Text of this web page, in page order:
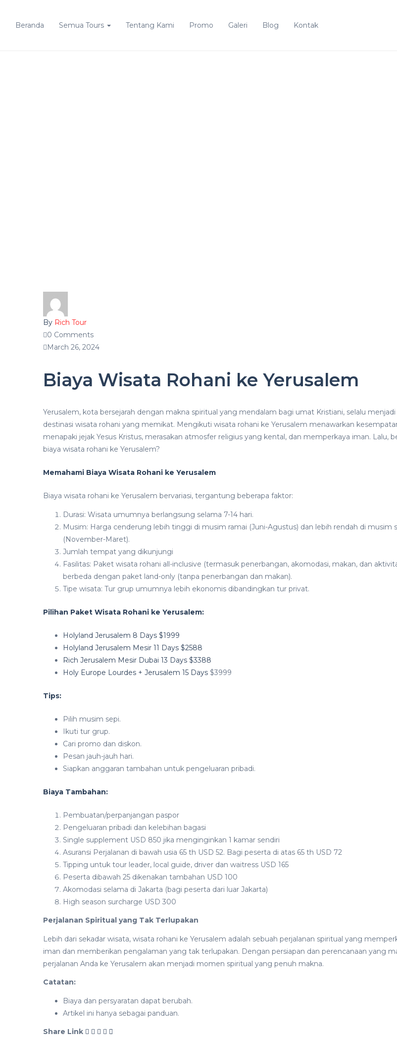
Beranda Semua Tours Tentang Kami Promo Galeri Blog Kontak
By Rich Tour
0 Comments
March 26, 2024
Biaya Wisata Rohani ke Yerusalem
Yerusalem, kota bersejarah dengan makna spiritual yang mendalam bagi umat Kristiani, selalu menjadi
destinasi wisata rohani yang memikat. Mengikuti wisata rohani ke Yerusalem menawarkan
menapaki jejak Yesus Kristus, merasakan atmosfer religius yang kental, dan memperkaya iman. Lalu,
biaya wisata rohani ke Yerusalem?
Memahami Biaya Wisata Rohani ke Yerusalem
Biaya wisata rohani ke Yerusalem bervariasi, tergantung beberapa faktor:
Durasi: Wisata umumnya berlangsung selama 7-14 hari.
Musim: Harga cenderung lebih tinggi di musim ramai (Juni-Agustus) dan lebih rendah di musim
(November-Maret).
Jumlah tempat yang dikunjungi
Fasilitas: Paket wisata rohani all-inclusive (termasuk penerbangan, akomodasi, makan, dan
berbeda dengan paket land-only (tanpa penerbangan dan makan).
Tipe wisata: Tur grup umumnya lebih ekonomis dibandingkan tur privat.
Pilihan Paket Wisata Rohani ke Yerusalem:
Holyland Jerusalem 8 Days $1999
Holyland Jerusalem Mesir 11 Days $2588
Rich Jerusalem Mesir Dubai 13 Days $3388
Holy Europe Lourdes + Jerusalem 15 Days $3999
Tips:
Pilih musim sepi.
Ikuti tur grup.
Cari promo dan diskon.
Pesan jauh-jauh hari.
Siapkan anggaran tambahan untuk pengeluaran pribadi.
Biaya Tambahan:
Pembuatan/perpanjangan paspor
Pengeluaran pribadi dan kelebihan bagasi
Single supplement USD 850 jika menginginkan 1 kamar sendiri
Asuransi Perjalanan di bawah usia 65 th USD 52. Bagi peserta di atas 65 th USD 72
Tipping untuk tour leader, local guide, driver dan waitress USD 165
Peserta dibawah 25 dikenakan tambahan USD 100
Akomodasi selama di Jakarta (bagi peserta dari luar Jakarta)
High season surcharge USD 300
Perjalanan Spiritual yang Tak Terlupakan
Lebih dari sekadar wisata, wisata rohani ke Yerusalem adalah sebuah perjalanan spiritual yang
iman dan memberikan pengalaman yang tak terlupakan. Dengan persiapan dan perencanaan yang
perjalanan Anda ke Yerusalem akan menjadi momen spiritual yang penuh makna.
Catatan:
Biaya dan persyaratan dapat berubah.
Artikel ini hanya sebagai panduan.
Share Link